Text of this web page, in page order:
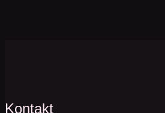
Kontakt